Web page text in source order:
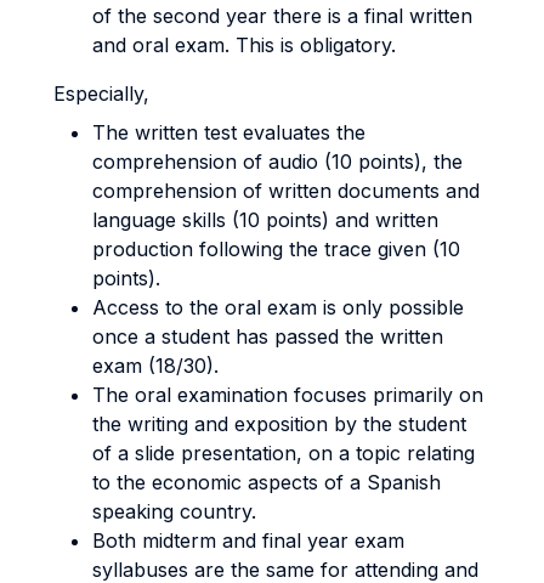
of the second year there is a final written
and oral exam. This is obligatory.
Especially,
The written test evaluates the
comprehension of audio (10 points), the
comprehension of written documents and
language skills (10 points) and written
production following the trace given (10
points).
Access to the oral exam is only possible
once a student has passed the written
exam (18/30).
The oral examination focuses primarily on
the writing and exposition by the student
of a slide presentation, on a topic relating
to the economic aspects of a Spanish
speaking country.
Both midterm and final year exam
syllabuses are the same for attending and